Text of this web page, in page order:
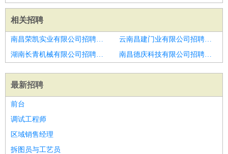
相关招聘
南昌荣凯实业有限公司招聘建材检测员
云南昌建门业有限公司招聘生产/安装质量技术员
湖南长青机械有限公司招聘研发工程师
南昌德庆科技有限公司招聘固废处理专家
最新招聘
前台
调试工程师
区域销售经理
拆图员与工艺员